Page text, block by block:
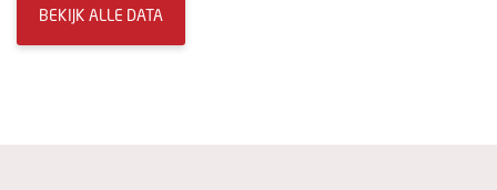
BEKIJK ALLE DATA